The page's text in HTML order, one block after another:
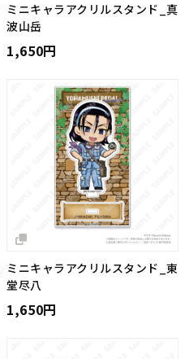
ミニキャラアクリルスタンド_真
波山岳
1,650円
ミニキャラアクリルスタンド_東
堂尽八
1,650円